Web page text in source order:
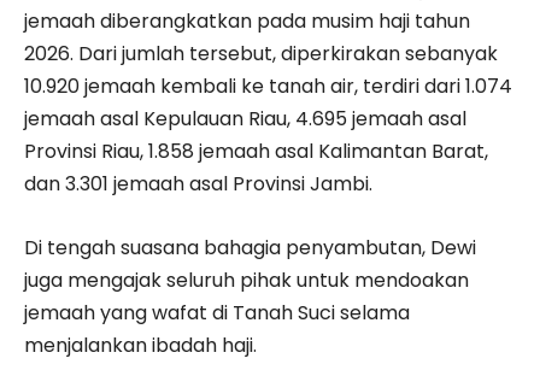
jemaah diberangkatkan pada musim haji tahun
2026. Dari jumlah tersebut, diperkirakan sebanyak
10.920 jemaah kembali ke tanah air, terdiri dari 1.074
jemaah asal Kepulauan Riau, 4.695 jemaah asal
Provinsi Riau, 1.858 jemaah asal Kalimantan Barat,
dan 3.301 jemaah asal Provinsi Jambi.
Di tengah suasana bahagia penyambutan, Dewi
juga mengajak seluruh pihak untuk mendoakan
jemaah yang wafat di Tanah Suci selama
menjalankan ibadah haji.